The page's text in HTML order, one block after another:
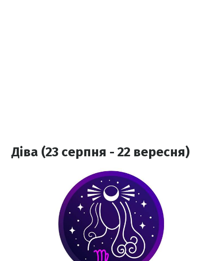
Діва (23 серпня - 22 вересня)